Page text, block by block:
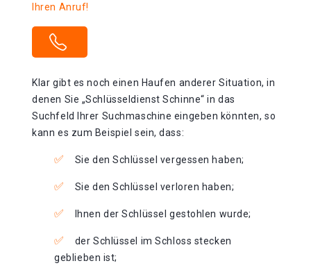
Klar gibt es noch einen Haufen anderer Situation, in
denen Sie „Schlüsseldienst Schinne“ in das
Suchfeld Ihrer Suchmaschine eingeben könnten, so
kann es zum Beispiel sein, dass:
Sie den Schlüssel vergessen haben;
Sie den Schlüssel verloren haben;
Ihnen der Schlüssel gestohlen wurde;
der Schlüssel im Schloss stecken
geblieben ist;
Ihren Anruf!